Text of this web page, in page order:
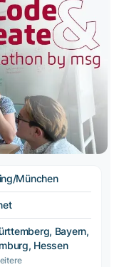
München
Bayern,
Hessen